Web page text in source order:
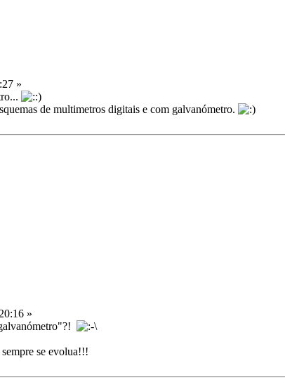
»
de multimetros digitais e com galvanómetro.
»
se evolua!!!